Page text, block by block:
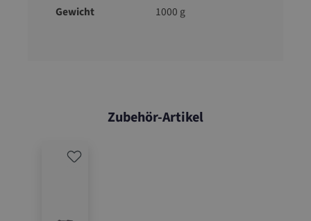
Gewicht
1000 g
Zubehör-Artikel